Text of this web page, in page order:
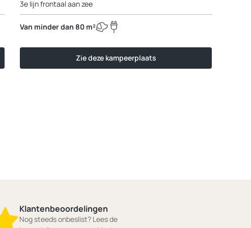
3e lijn frontaal aan zee
Van minder dan 80 m²
Zie deze kampeerplaats
Klantenbeoordelingen
Nog steeds onbeslist? Lees de